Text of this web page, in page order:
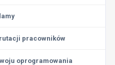
pracowników
oprogramowania